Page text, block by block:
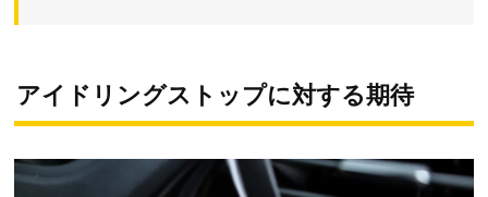
アイドリングストップに対する期待